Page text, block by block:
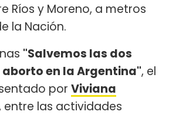
Ríos y Moreno, a metros
la Nación.
"Salvemos las dos
aborto en la Argentina", el
por Viviana
entre las actividades